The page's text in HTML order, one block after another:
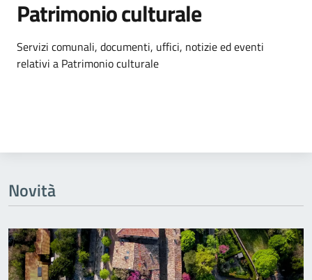
Patrimonio culturale
Dettagli dell'argomento
Servizi comunali, documenti, uffici, notizie ed eventi
relativi a Patrimonio culturale
Novità